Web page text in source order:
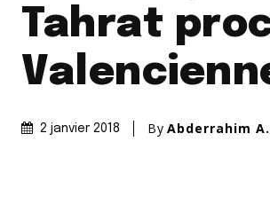
Tahrat
2 janvier 2018 By Abderrahim A.